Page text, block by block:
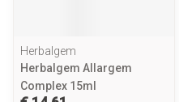
Herbalgem
Herbalgem Allargem
Complex 15ml